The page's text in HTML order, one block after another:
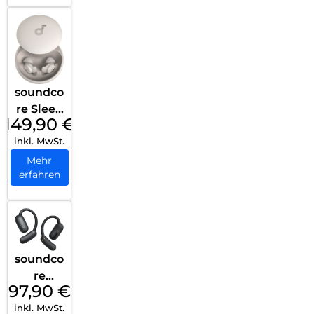
soundco
re Sleep
A20
White
149,90 €
inkl. MwSt.
Mehr
erfahren
soundco
re
AeroFit
2 Black
97,90 €
inkl. MwSt.